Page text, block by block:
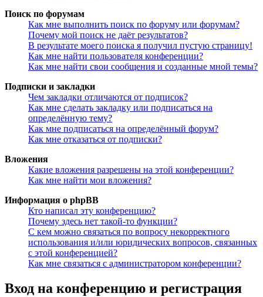
Поиск по форумам
Как мне выполнить поиск по форуму или форумам?
Почему мой поиск не даёт результатов?
В результате моего поиска я получил пустую страницу!
Как мне найти пользователя конференции?
Как мне найти свои сообщения и созданные мной темы?
Подписки и закладки
Чем закладки отличаются от подписок?
Как мне сделать закладку или подписаться на
определённую тему?
Как мне подписаться на определённый форум?
Как мне отказаться от подписки?
Вложения
Какие вложения разрешены на этой конференции?
Как мне найти мои вложения?
Информация о phpBB
Кто написал эту конференцию?
Почему здесь нет такой-то функции?
С кем можно связаться по вопросу некорректного
использования и/или юридических вопросов, связанных
с этой конференцией?
Как мне связаться с администратором конференции?
Вход на конференцию и регистрация